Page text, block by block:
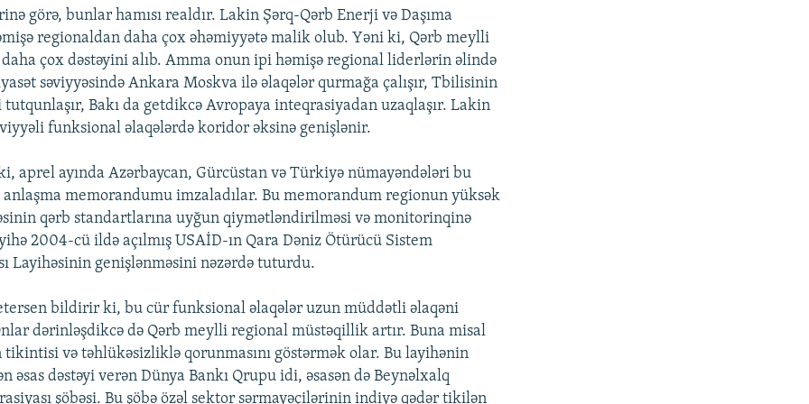
görə, bunlar hamısı realdır. Lakin Şərq-Qərb Enerji və Daşıma
regionaldan daha çox əhəmiyyətə malik olub. Yəni ki, Qərb meylli
çox dəstəyini alıb. Amma onun ipi həmişə regional liderlərin əlində
səviyyəsində Ankara Moskva ilə əlaqələr qurmağa çalışır, Tbilisinin
Bakı da getdikcə Avropaya inteqrasiyadan uzaqlaşır. Lakin
funksional əlaqələrdə koridor əksinə genişlənir.
aprel ayında Azərbaycan, Gürcüstan və Türkiyə nümayəndələri bu
memorandumu imzaladılar. Bu memorandum regionun yüksək
qərb standartlarına uyğun qiymətləndirilməsi və monitorinqinə
2004-cü ildə açılmış USAİD-ın Qara Dəniz Ötürücü Sistem
Layihəsinin genişlənməsini nəzərdə tuturdu.
bildirir ki, bu cür funksional əlaqələr uzun müddətli əlaqəni
dərinləşdikcə də Qərb meylli regional müstəqillik artır. Buna misal
tikintisi və təhlükəsizliklə qorunmasını göstərmək olar. Bu layihənin
əsas dəstəyi verən Dünya Bankı Qrupu idi, əsasən də Beynəlxalq
şöbəsi. Bu şöbə özəl sektor sərmayəçilərinin indiyə qədər tikilən